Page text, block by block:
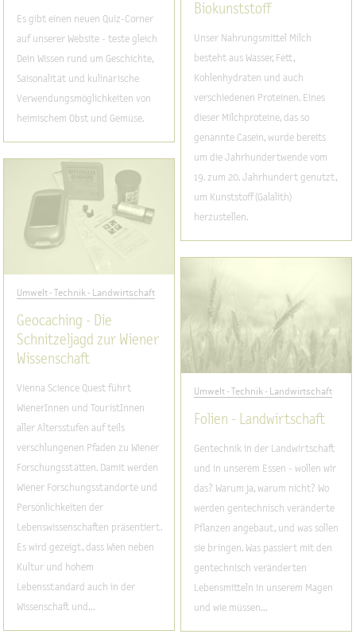
Es gibt einen neuen Quiz-Corner
auf unserer Website - teste gleich
Dein Wissen rund um Geschichte,
Saisonalität und kulinarische
Verwendungsmöglichkeiten von
heimischem Obst und Gemüse.
Biokunststoff
Unser Nahrungsmittel Milch
besteht aus Wasser, Fett,
Kohlenhydraten und auch
verschiedenen Proteinen. Eines
dieser Milchproteine, das so
genannte Casein, wurde bereits
um die Jahrhundertwende vom
19. zum 20. Jahrhundert genutzt,
um Kunststoff (Galalith)
herzustellen.
Umwelt - Technik - Landwirtschaft
Geocaching - Die
Schnitzeljagd zur Wiener
Wissenschaft
Vienna Science Quest führt
WienerInnen und TouristInnen
aller Altersstufen auf teils
verschlungenen Pfaden zu Wiener
Forschungsstätten. Damit werden
Wiener Forschungsstandorte und
Persönlichkeiten der
Lebenswissenschaften präsentiert.
Es wird gezeigt, dass Wien neben
Kultur und hohem
Lebensstandard auch in der
Wissenschaft und...
Umwelt - Technik - Landwirtschaft
Folien - Landwirtschaft
Gentechnik in der Landwirtschaft
und in unserem Essen - wollen wir
das? Warum ja, warum nicht? Wo
werden gentechnisch veränderte
Pflanzen angebaut, und was sollen
sie bringen. Was passiert mit den
gentechnisch veränderten
Lebensmitteln in unserem Magen
und wie müssen...